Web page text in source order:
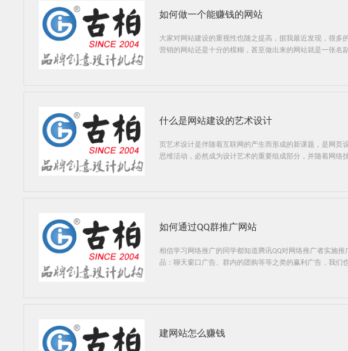
如何做一个能赚钱的网站
大家对网站建设的重视性也随之提高，据我最近发现，很
营销的网站还是十分的模糊，甚至做出来的网站就是一张名
什么是网站建设的艺术设计
页艺术设计是伴随着互联网的产生而形成的新课题，是网
思维活动，必然成为设计艺术的重要组成部分，并随着网络
如何通过QQ群推广网站
相信学习网络推广的同学都知道腾讯QQ对网络推广者实施
品：聊天窗口广告、群内的团购等等之类的赢利广告，我们
建网站怎么赚钱